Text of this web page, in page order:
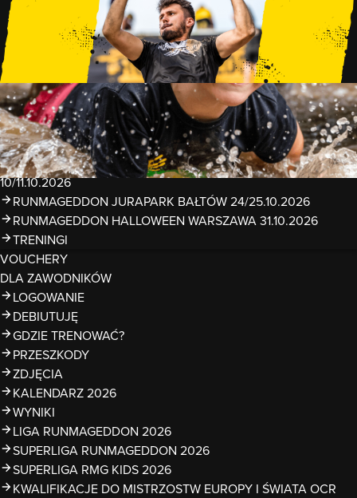
WYDARZENIA
RUNMAGEDDON LUBLIN ZALEW ZEMBORZYCKI
22/23.08.2026
RUNMAGEDDON ERGO ARENA GDAŃSK/SOPOT
12/13.09.2026
RUNMAGEDDON KIDS: DEMO WARSZAWA 24/26.09.2026
RUNMAGEDDON WROCŁAW KOPALNIA ROLANTOWICE
26/27.09.2026
RUNMAGEDDON WARSZAWA TWIERDZA MODLIN
10/11.10.2026
RUNMAGEDDON JURAPARK BAŁTÓW 24/25.10.2026
RUNMAGEDDON HALLOWEEN WARSZAWA 31.10.2026
TRENINGI
VOUCHERY
DLA ZAWODNIKÓW
LOGOWANIE
DEBIUTUJĘ
GDZIE TRENOWAĆ?
PRZESZKODY
ZDJĘCIA
KALENDARZ 2026
WYNIKI
LIGA RUNMAGEDDON 2026
SUPERLIGA RUNMAGEDDON 2026
SUPERLIGA RMG KIDS 2026
KWALIFIKACJE DO MISTRZOSTW EUROPY I ŚWIATA OCR